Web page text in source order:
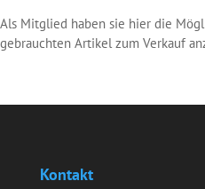
Als Mitglied haben sie hier die
gebrauchten Artikel zum Verkauf
Kontakt